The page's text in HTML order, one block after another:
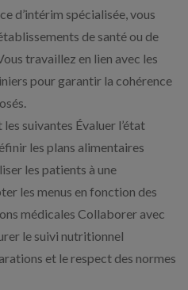
d’intérim spécialisée, vous
de santé ou de
travaillez en lien avec les
pour garantir la cohérence
suivantes Évaluer l’état
les plans alimentaires
les patients à une
les menus en fonction des
médicales Collaborer avec
le suivi nutritionnel
et le respect des normes